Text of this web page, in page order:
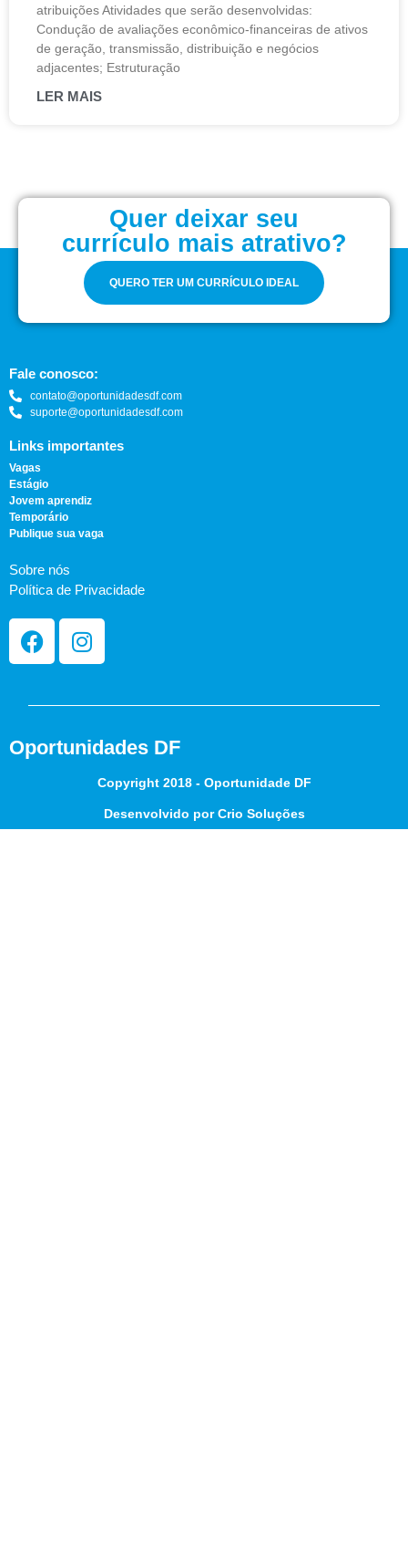
atribuições Atividades que serão desenvolvidas:
Condução de avaliações econômico-financeiras de ativos
de geração, transmissão, distribuição e negócios
adjacentes; Estruturação
LER MAIS
Quer deixar seu
currículo mais atrativo?
QUERO TER UM CURRÍCULO IDEAL
Fale conosco:
contato@oportunidadesdf.com
suporte@oportunidadesdf.com
Links importantes
Vagas
Estágio
Jovem aprendiz
Temporário
Publique sua vaga
Sobre nós
Política de Privacidade
Oportunidades DF
Copyright 2018 - Oportunidade DF
Desenvolvido por Crio Soluções